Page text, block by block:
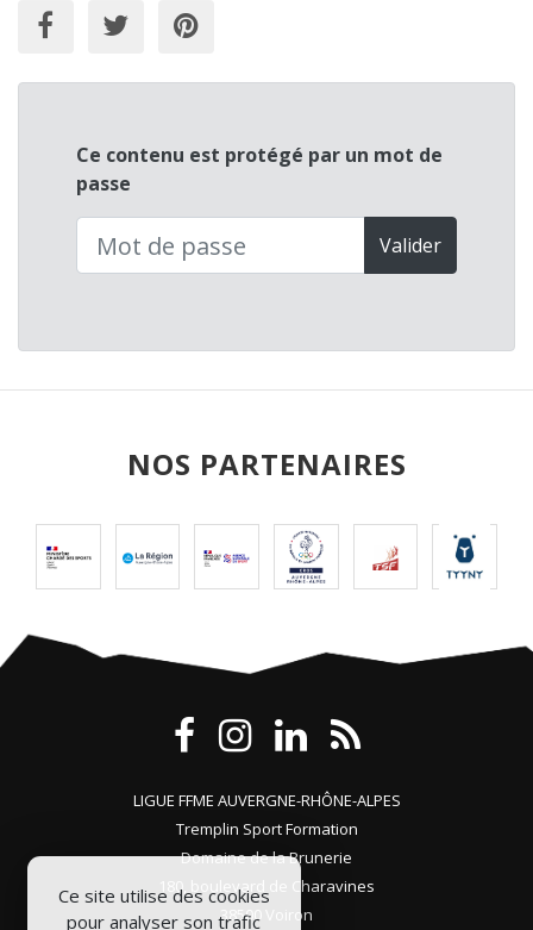
Ce contenu est protégé par un mot de
passe
Valider
NOS PARTENAIRES
LIGUE FFME AUVERGNE-RHÔNE-ALPES
Tremplin Sport Formation
Domaine de la Brunerie
180, boulevard de Charavines
38500 Voiron
Ce site utilise des cookies
pour analyser son trafic